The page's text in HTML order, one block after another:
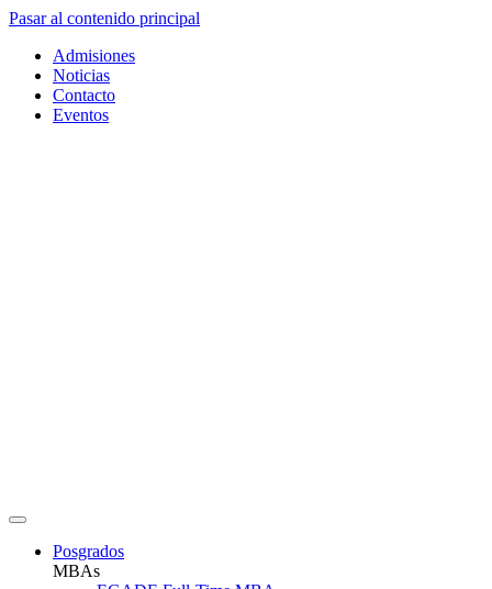
Pasar al contenido principal
Admisiones
Noticias
Contacto
Eventos
Posgrados
MBAs